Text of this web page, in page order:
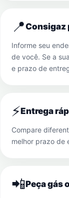
📍Consigaz
Informe seu
de você. Se a
e prazo de
⚡Entrega
Compare
melhor prazo de
📲Peça gás